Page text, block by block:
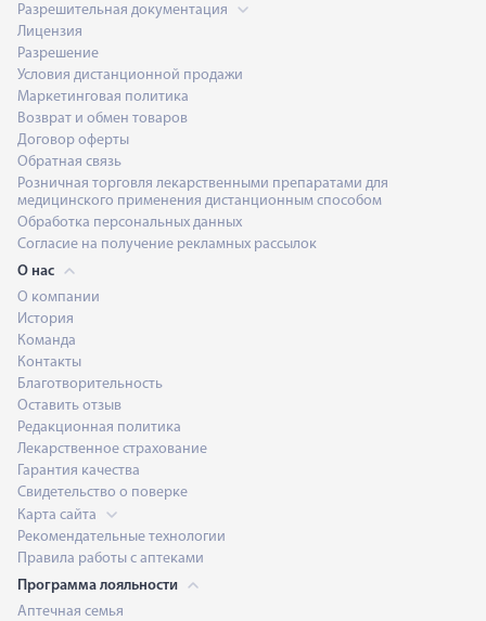
Разрешительная документация
Лицензия
Разрешение
Условия дистанционной продажи
Маркетинговая политика
Возврат и обмен товаров
Договор оферты
Обратная связь
Розничная торговля лекарственными препаратами для
медицинского применения дистанционным способом
Обработка персональных данных
Согласие на получение рекламных рассылок
О нас
О компании
История
Команда
Контакты
Благотворительность
Оставить отзыв
Редакционная политика
Лекарственное страхование
Гарантия качества
Свидетельство о поверке
Карта сайта
Рекомендательные технологии
Правила работы с аптеками
Программа лояльности
Аптечная семья